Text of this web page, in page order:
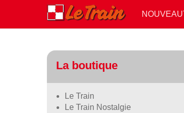
La boutique
Le Train
Le Train Nostalgie